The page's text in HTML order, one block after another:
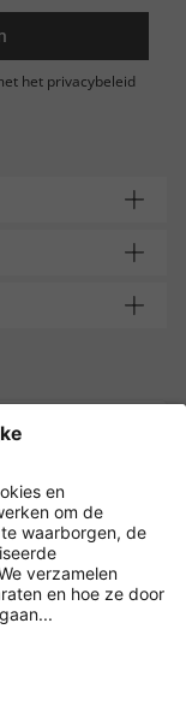
het privacybeleid